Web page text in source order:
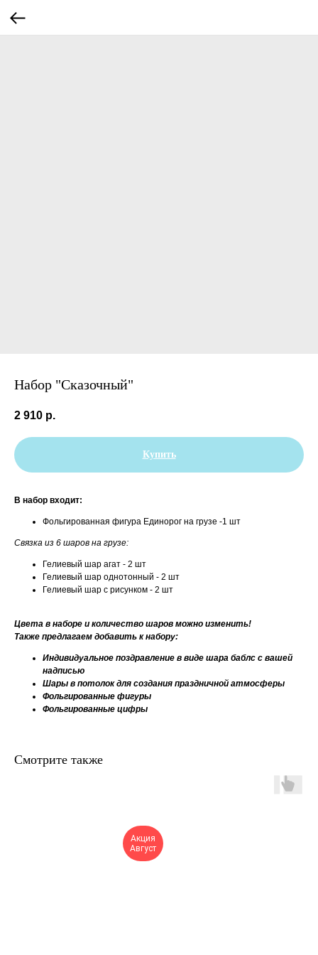
Набор "Сказочный"
2 910 р.
Купить
В набор входит:
Фольгированная фигура Единорог на грузе -1 шт
Связка из 6 шаров на грузе:
Гелиевый шар агат - 2 шт
Гелиевый шар однотонный - 2 шт
Гелиевый шар с рисунком - 2 шт
Цвета в наборе и количество шаров можно изменить!
Также предлагаем добавить к набору:
Индивидуальное поздравление в виде шара баблс с вашей
надписью
Шары в потолок для создания праздничной атмосферы
Фольгированные фигуры
Фольгированные цифры
Смотрите также
Акция
Август